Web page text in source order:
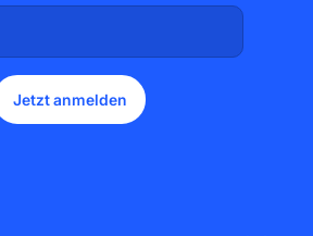
Jetzt anmelden